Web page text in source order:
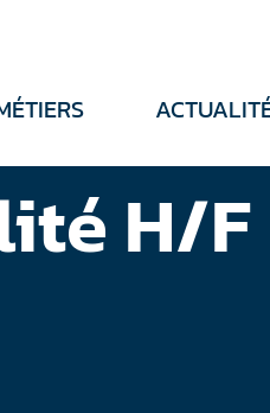
H/F